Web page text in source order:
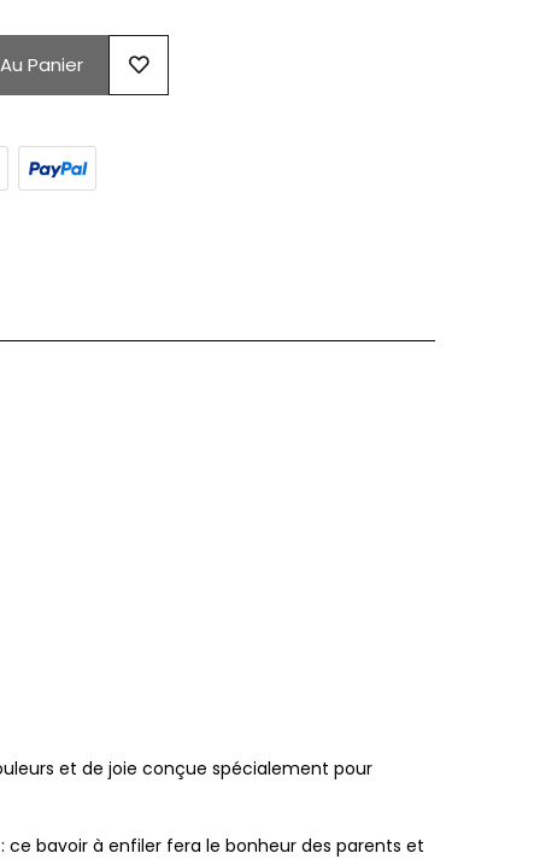
Panier
et de joie conçue spécialement pour
ce bavoir à enfiler fera le bonheur des parents et